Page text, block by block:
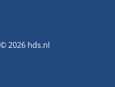
© 2026 hds.nl